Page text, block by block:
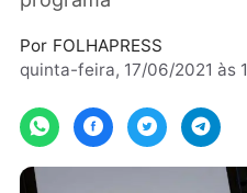
grupos foi criticada
programa
quinta-feira, 17/06/2021